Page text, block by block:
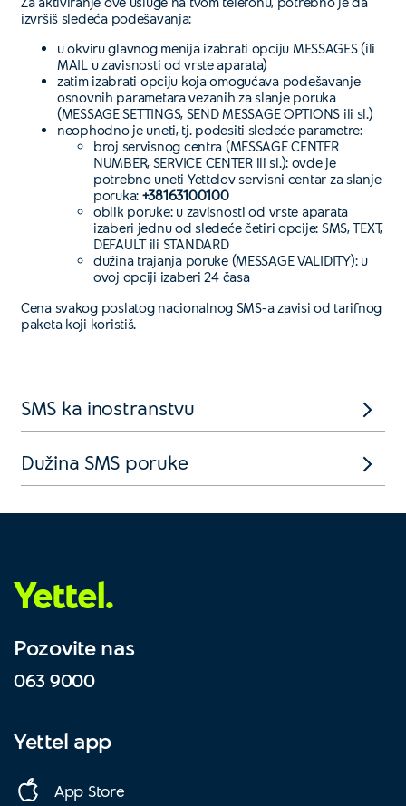
izvršiš sledeća podešavanja:
u okviru glavnog menija izabrati opciju MESSAGES (ili
MAIL u zavisnosti od vrste aparata)
zatim izabrati opciju koja omogućava podešavanje
osnovnih parametara vezanih za slanje poruka
(MESSAGE SETTINGS, SEND MESSAGE OPTIONS ili sl.)
neophodno je uneti, tj. podesiti sledeće parametre:
broj servisnog centra (MESSAGE CENTER
NUMBER, SERVICE CENTER ili sl.): ovde je
potrebno uneti Yettelov servisni centar za slanje
poruka: +38163100100
oblik poruke: u zavisnosti od vrste aparata
izaberi jednu od sledeće četiri opcije: SMS, TEXT,
DEFAULT ili STANDARD
dužina trajanja poruke (MESSAGE VALIDITY): u
ovoj opciji izaberi 24 časa
Cena svakog poslatog nacionalnog SMS-a zavisi od tarifnog
paketa koji koristiš.
SMS ka inostranstvu
Dužina SMS poruke
Yettel.
Pozovite nas
063 9000
Yettel app
App Store